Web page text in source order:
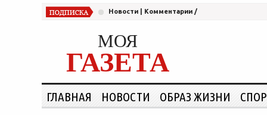
Новости Комментарии /
МОЯ
ГАЗЕТА
ГЛАВНАЯ НОВОСТИ ОБРАЗ ЖИЗНИ